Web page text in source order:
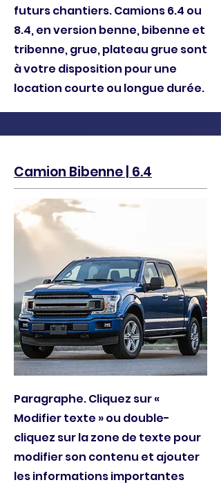
futurs chantiers.Camions 6.4 ou
8.4, en version benne, bibenne et
tribenne, grue, plateau grue sont
à votre disposition pour une
location courte ou longue durée.
Camion Bibenne | 6.4
Paragraphe. Cliquez sur «
Modifier texte » ou double-
cliquez sur la zone de texte pour
modifier son contenu et ajouter
les informations importantes